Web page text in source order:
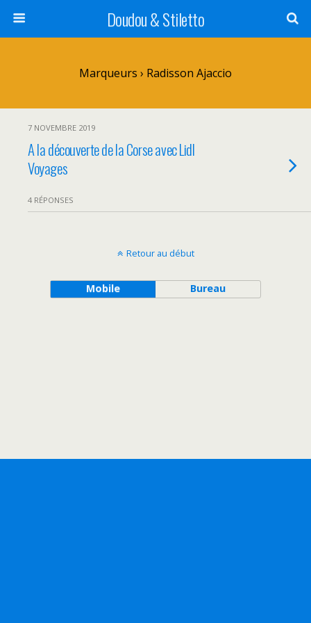
Doudou & Stiletto
Marqueurs › Radisson Ajaccio
7 NOVEMBRE 2019
A la découverte de la Corse avec Lidl
Voyages
4 RÉPONSES
Retour au début
Mobile Bureau